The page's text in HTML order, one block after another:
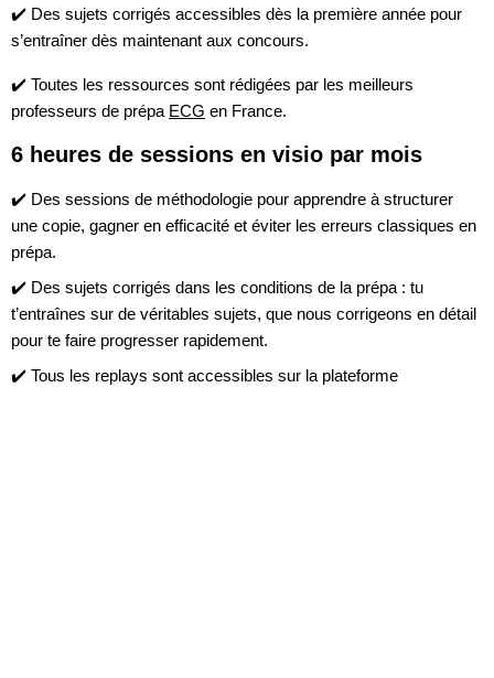
✔️ Des sujets corrigés accessibles dès la première année pour
s’entraîner dès maintenant aux concours.
✔️ Toutes les ressources sont rédigées par les meilleurs
professeurs de prépa ECG en France.
6 heures de sessions en visio par mois
✔️ Des sessions de méthodologie pour apprendre à structurer
une copie, gagner en efficacité et éviter les erreurs classiques en
prépa.
✔️ Des sujets corrigés dans les conditions de la prépa : tu
t’entraînes sur de véritables sujets, que nous corrigeons en détail
pour te faire progresser rapidement.
✔️ Tous les replays sont accessibles sur la plateforme